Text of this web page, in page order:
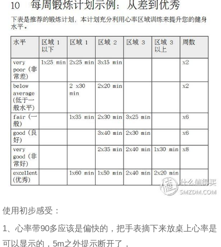
使用初步感受：
1、心率带90多应该是偏快的，把手表摘下来放桌上心率是
可以显示的，5m之外提示断开了，